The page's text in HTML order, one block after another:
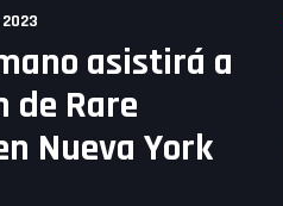
asistirá a
de Rare
Nueva York